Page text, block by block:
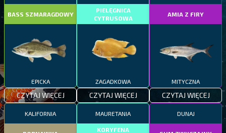
BASS SZMARAGDOWY
EPICKA
CZYTAJ WIĘCEJ
PIELĘGNICA
CYTRUSOWA
ZAGADKOWA
CZYTAJ WIĘCEJ
AMIA Z FIRY
MITYCZNA
CZYTAJ WIĘCEJ
KALIFORNIA MAURETANIA
KORYFENA
DUNAJ